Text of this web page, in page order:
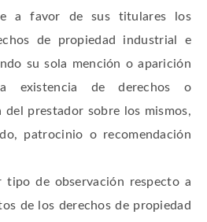
a favor de sus titulares los
de propiedad industrial e
su sola mención o aparición
de derechos o
del prestador sobre los mismos,
patrocinio o recomendación
tipo de observación respecto a
de los derechos de propiedad